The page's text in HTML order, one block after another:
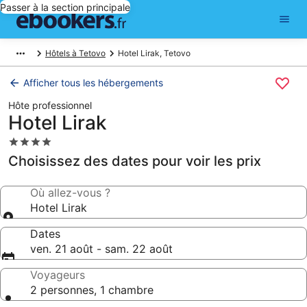
Passer à la section principale
Hôtels à Tetovo Hotel Lirak, Tetovo
Afficher tous les hébergements
Hôte professionnel
Hotel Lirak
Hébergement
4.0 étoiles
Choisissez des dates pour voir les prix
Où allez-vous ?
Hotel Lirak
Dates
ven. 21 août - sam. 22 août
Voyageurs
2 personnes, 1 chambre